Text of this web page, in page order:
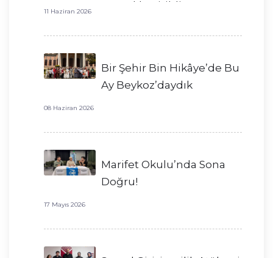
Gerçekleştirildi!
11 Haziran 2026
Bir Şehir Bin Hikâye’de Bu
Ay Beykoz’daydık
08 Haziran 2026
Marifet Okulu’nda Sona
Doğru!
17 Mayıs 2026